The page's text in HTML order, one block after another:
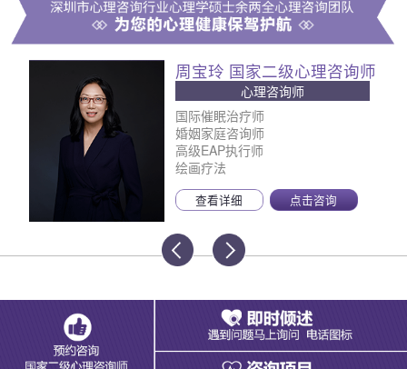
周宝玲 国家二级心理咨询师
心理咨询师
国际催眠治疗师
婚姻家庭咨询师
高级EAP执行师
绘画疗法
查看详细 点击咨询